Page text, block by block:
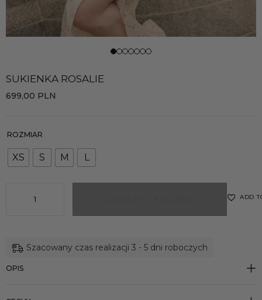
SUKIENKA ROSALIE
699,00 PLN
ROZMIAR
XS S M L
ADD
Szacowany czas realizacji 3 - 5 dni roboczych
OPIS